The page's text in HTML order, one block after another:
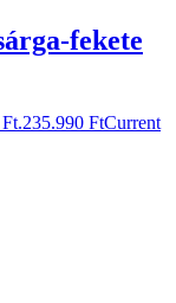
fekete
235.990 FtCurrent